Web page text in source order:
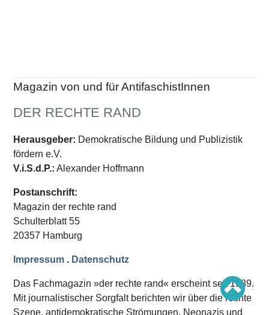
Schwerpunkt NSU
Schwerpunkt »Reichsbürger«
Ausgaben Übersicht
Ausgabe 221
Ausgabe 220
Ausgabe 218
Ausgabe 217
Ausgabe 216
Magazin von und für AntifaschistInnen
DER RECHTE RAND
Herausgeber: Demokratische Bildung und Publizistik
fördern e.V.
V.i.S.d.P.: Alexander Hoffmann
Postanschrift:
Magazin der rechte rand
Schulterblatt 55
20357 Hamburg
Impressum . Datenschutz
Das Fachmagazin »der rechte rand« erscheint seit 1989.
Mit journalistischer Sorgfalt berichten wir über die rechte
Szene, antidemokratische Strömungen, Neonazis und